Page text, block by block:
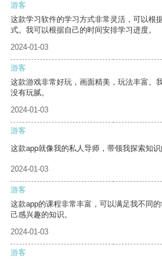
游客
这款学习软件的学习方式非常灵活，可以根
式。我可以根据自己的时间安排学习进度。
2024-01-03
游客
这款游戏非常好玩，画面精美，玩法丰富。
没有玩腻。
2024-01-03
游客
这款app就像我的私人导师，带领我探索知识
2024-01-03
游客
这款app的课程非常丰富，可以满足我不同
己感兴趣的知识。
2024-01-03
游客